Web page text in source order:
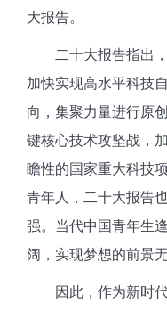
大报告。
二十大报告指出
加快实现高水平科技
向，集聚力量进行原
键核心技术攻坚战，
瞻性的国家重大科技
青年人，二十大报告
强。当代中国青年生
阔，实现梦想的前景
因此，作为新时